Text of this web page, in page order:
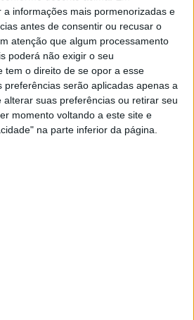
informações mais pormenorizadas e
antes de consentir ou recusar o
atenção que algum processamento
poderá não exigir o seu
tem o direito de se opor a esse
preferências serão aplicadas apenas a
alterar suas preferências ou retirar seu
momento voltando a este site e
na parte inferior da página.
mal e o francês caiu. Os
rápidos a concordar desta vez
uma penalização de uma longa
imediatamente.
o site
, Morbidelli falou sobre os